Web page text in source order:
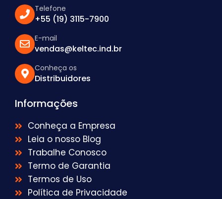
Telefone
+55 (19) 3115-7900
E-mail
vendas@keltec.ind.br
Conheça os
Distribuidores
Informações
Conheça a Empresa
Leia o nosso Blog
Trabalhe Conosco
Termo de Garantia
Termos de Uso
Política de Privacidade